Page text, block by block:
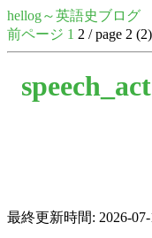
hellog～英語史ブログ
前ページ 1 2 / page 2 (2)
最終更新時間: 2026-07-